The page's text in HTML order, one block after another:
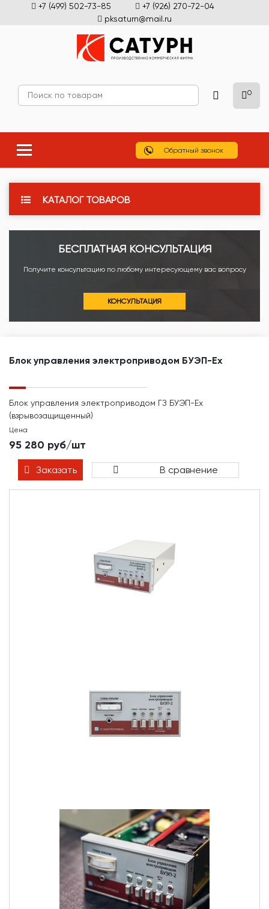
+7 (499) 502-73-85
+7 (926) 270-72-04
pksaturn@mail.ru
0
Обратный звонок
КАТАЛОГ ТОВАРОВ
БЕСПЛАТНАЯ КОНСУЛЬТАЦИЯ
Получите консультацию по любому интересующему вас вопросу
КОНСУЛЬТАЦИЯ
Блок управления электроприводом БУЭП-Ex
Блок управления электроприводом ГЗ БУЭП-Ex
(взрывозащищенный)
Цена
95 280 руб/шт
Заказать В сравнение